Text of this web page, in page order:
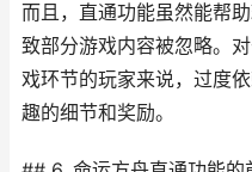
而且，直通功能虽然能帮
致部分游戏内容被忽略。
戏环节的玩家来说，过度
趣的细节和奖励。